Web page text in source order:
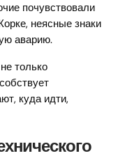
почувствовали
неясные знаки
аварию.
только
куда идти,